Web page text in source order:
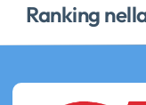
Ranking